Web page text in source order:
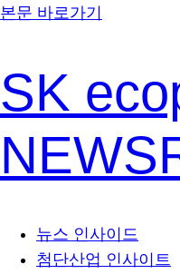
본문 바로가기
SK
뉴스 인사이드
첨단산업 인사이트